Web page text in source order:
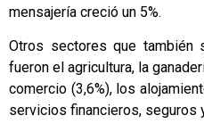
mensajería creció un 5%.
Otros sectores que también
fueron el agricultura, la
comercio (3,6%), los
servicios financieros, seguros